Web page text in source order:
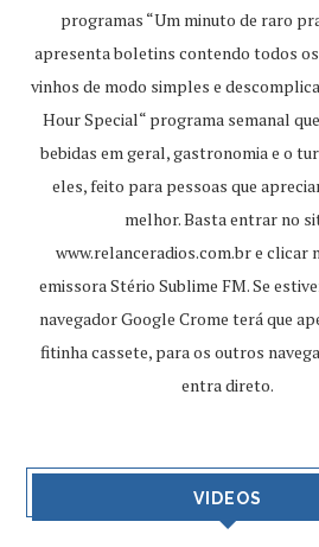
programas “Um minuto de raro
apresenta boletins contendo todos
vinhos de modo simples e
Hour Special“ programa semanal
bebidas em geral, gastronomia e o
eles, feito para pessoas que
melhor. Basta entrar no
www.relanceradios.com.bre clicar
emissora Stério Sublime FM. Se
navegador Google Crome terá que
fitinha cassete, para os outros
entra direto.
VIDEOS